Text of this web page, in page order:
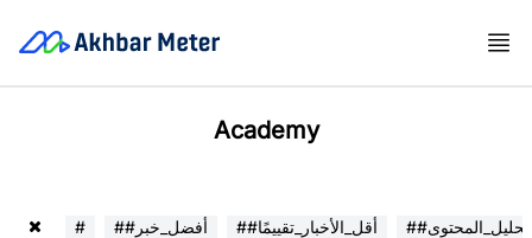
Academy
# ##أفضل_خبر ##أقل_الأخبار_تقييمًا ##تحليل_المحتوى